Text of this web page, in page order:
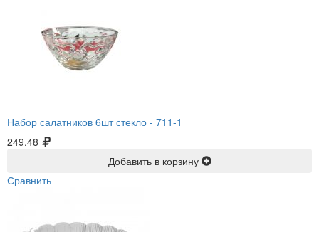
Набор салатников 6шт стекло - 711-1
249.48
Добавить в корзину
Сравнить